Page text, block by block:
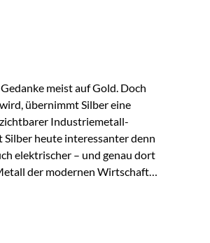
meist auf Gold. Doch
übernimmt Silber eine
Industriemetall-
Silber heute interessanter denn
elektrischer – und genau dort
der modernen Wirtschaft
praktisch unverzichtbar.